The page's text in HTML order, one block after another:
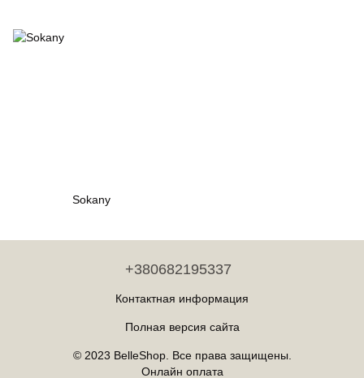
Sokany
+380682195337
Контактная информация
Полная версия сайта
© 2023 BelleShop. Все права защищены.
Онлайн оплата